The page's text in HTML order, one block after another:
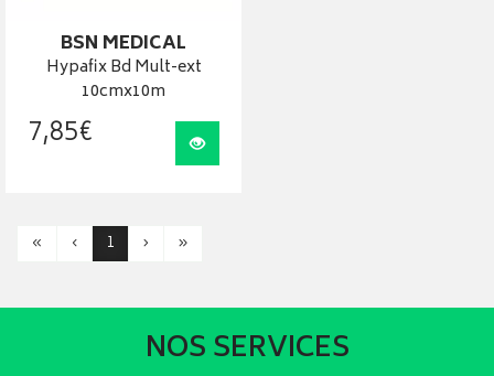
BSN MEDICAL
Hypafix Bd Mult-ext
10cmx10m
7,85€ Visualiser
« ‹ 1 › »
NOS SERVICES